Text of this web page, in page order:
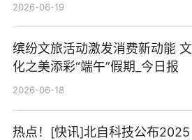
2026-06-19
缤纷文旅活动激发消费新动能 文
化之美添彩“端午”假期_今日报
2026-06-18
热点！[快讯]北自科技公布2025